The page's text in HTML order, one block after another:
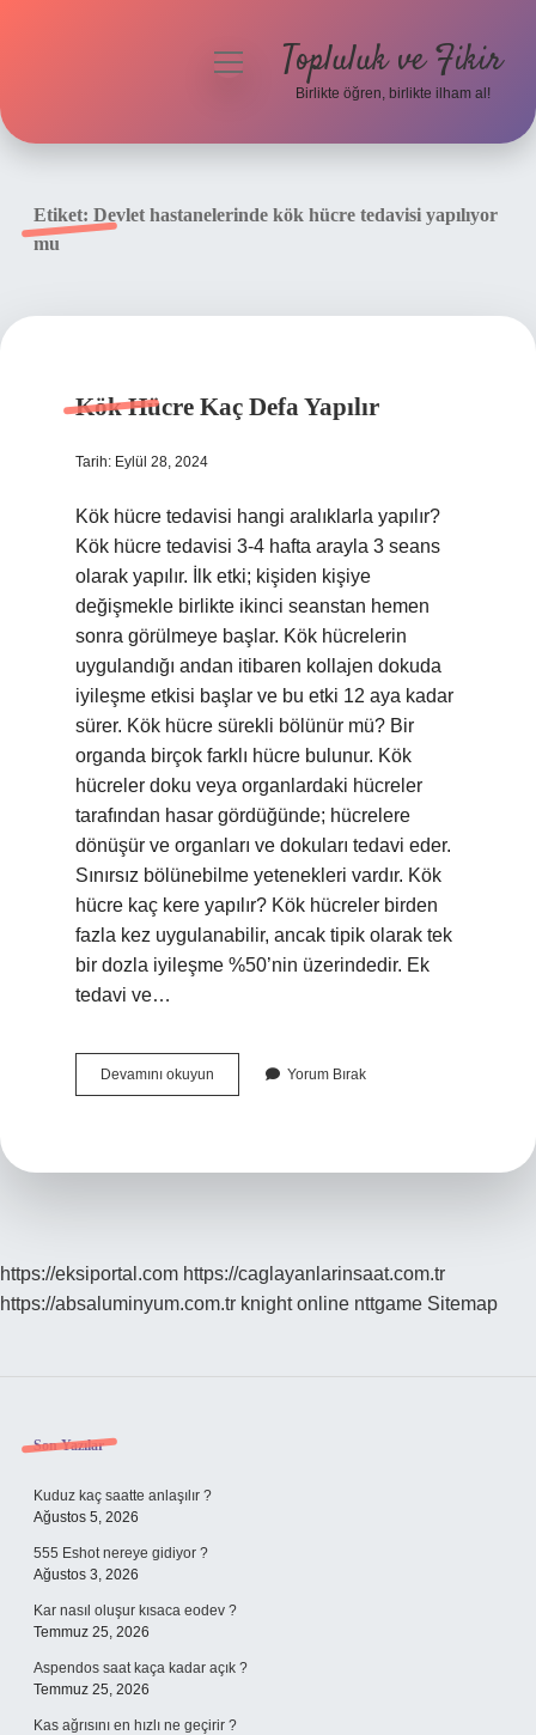
Yasal Uyarı
menüyüTopluluk ve Fikir
Birlikte öğren, birlikte ilham al!
Etiket: Devlet hastanelerinde kök hücre tedavisi yapılıyor
mu
Kök Hücre Kaç Defa Yapılır
Tarih: Eylül 28, 2024
Kök hücre tedavisi hangi aralıklarla yapılır?
Kök hücre tedavisi 3-4 hafta arayla 3 seans
olarak yapılır. İlk etki; kişiden kişiye
değişmekle birlikte ikinci seanstan hemen
sonra görülmeye başlar. Kök hücrelerin
uygulandığı andan itibaren kollajen dokuda
iyileşme etkisi başlar ve bu etki 12 aya kadar
sürer. Kök hücre sürekli bölünür mü? Bir
organda birçok farklı hücre bulunur. Kök
hücreler doku veya organlardaki hücreler
tarafından hasar gördüğünde; hücrelere
dönüşür ve organları ve dokuları tedavi eder.
Sınırsız bölünebilme yetenekleri vardır. Kök
hücre kaç kere yapılır? Kök hücreler birden
fazla kez uygulanabilir, ancak tipik olarak tek
bir dozla iyileşme %50’nin üzerindedir. Ek
tedavi ve…
Devamını okuyun
Hücre
Yorum Bırak
https://eksiportal.com https://caglayanlarinsaat.com.tr
https://absaluminyum.com.tr knight online nttgame Sitemap
Sidebar
Son Yazılar
Kuduz kaç saatte anlaşılır ?
Ağustos 5, 2026
555 Eshot nereye gidiyor ?
Ağustos 3, 2026
Kar nasıl oluşur kısaca eodev ?
Temmuz 25, 2026
Aspendos saat kaça kadar açık ?
Temmuz 25, 2026
Kas ağrısını en hızlı ne geçirir ?